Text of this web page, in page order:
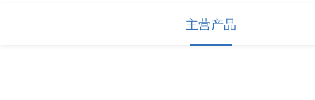
主营产品